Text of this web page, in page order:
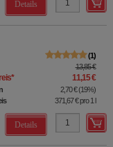
Details
1
13,85 €
* 11,15 €
2,70 €(19%)
371,67 €pro 1 l
Details